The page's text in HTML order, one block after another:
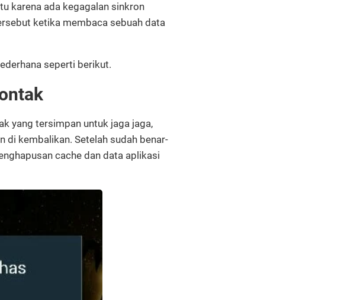
karena ada kegagalan sinkron
ketika membaca sebuah data
seperti berikut.
yang tersimpan untuk jaga jaga,
di kembalikan. Setelah sudah benar-
cache dan data aplikasi